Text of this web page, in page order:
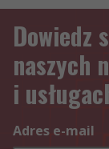
Dowiedz
naszych
i
Adres e-mail